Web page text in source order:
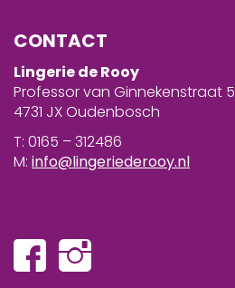
CONTACT
Lingerie de Rooy
Professor van Ginnekenstraat 5
4731 JX Oudenbosch
T: 0165 – 312486
M: info@lingeriederooy.nl